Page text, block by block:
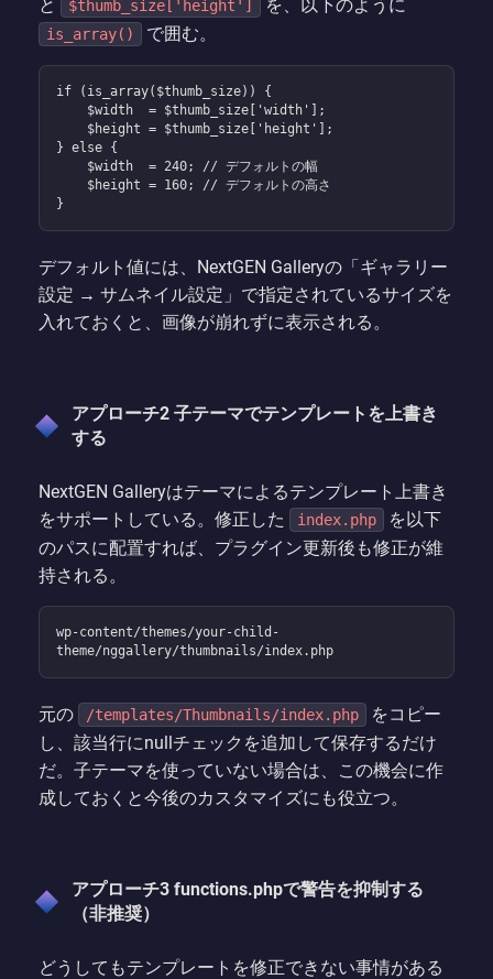
と $thumb_size['height'] を、以下のように
is_array() で囲む。
if (is_array($thumb_size)) {
} else {
}
デフォルト値には、NextGEN Galleryの「ギャラリー
設定 → サムネイル設定」で指定されているサイズを
入れておくと、画像が崩れずに表示される。
アプローチ2 子テーマでテンプレートを上書き
する
NextGEN Galleryはテーマによるテンプレート上書き
をサポートしている。修正した
index.php
を以下
のパスに配置すれば、プラグイン更新後も修正が維
持される。
wp-content/themes/your-child-
theme/nggallery/thumbnails/index.php
元の /templates/Thumbnails/index.php
をコピー
し、該当行にnullチェックを追加して保存するだけ
だ。子テーマを使っていない場合は、この機会に作
成しておくと今後のカスタマイズにも役立つ。
アプローチ3 functions.phpで警告を抑制する
（非推奨）
どうしてもテンプレートを修正できない事情がある